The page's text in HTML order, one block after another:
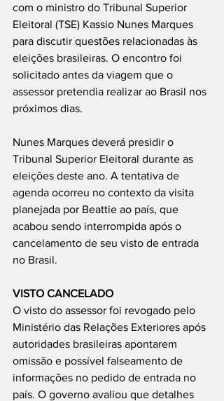
com o ministro do Tribunal Superior
Eleitoral (TSE) Kassio Nunes Marques
para discutir questões relacionadas às
eleições brasileiras. O encontro foi
solicitado antes da viagem que o
assessor pretendia realizar ao Brasil nos
próximos dias.
Nunes Marques deverá presidir o
Tribunal Superior Eleitoral durante as
eleições deste ano. A tentativa de
agenda ocorreu no contexto da visita
planejada por Beattie ao país, que
acabou sendo interrompida após o
cancelamento de seu visto de entrada
no Brasil.
VISTO CANCELADO
O visto do assessor foi revogado pelo
Ministério das Relações Exteriores após
autoridades brasileiras apontarem
omissão e possível falseamento de
informações no pedido de entrada no
país. O governo avaliou que detalhes